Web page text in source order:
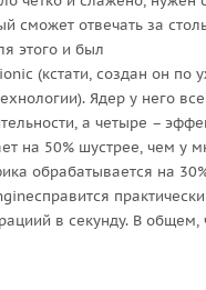
сможет отвечать за
этого и был
(кстати, создан он по
Ядер у него
а четыре –
на 50% шустрее, чем у
обрабатывается на
в секунду. В общем,